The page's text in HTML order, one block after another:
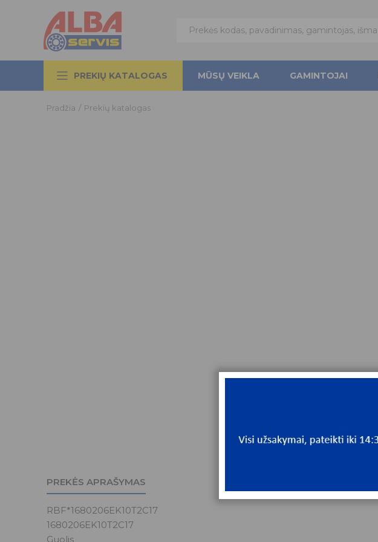
PREKIŲ KATALOGAS MŪSŲ VEIKLA GAMINTOJAI
Pradžia / Prekių katalogas
PREKĖS APRAŠYMAS
RBF*1680206EK10T2C17
1680206EK10T2C17
Guolis